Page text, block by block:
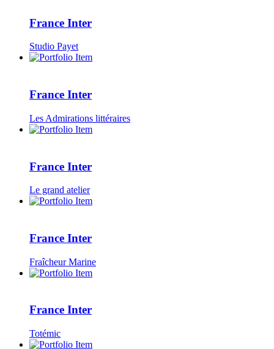
France Inter
Studio Payet
France Inter
Les Admirations littéraires
France Inter
Le grand atelier
France Inter
Fraîcheur Marine
France Inter
Totémic